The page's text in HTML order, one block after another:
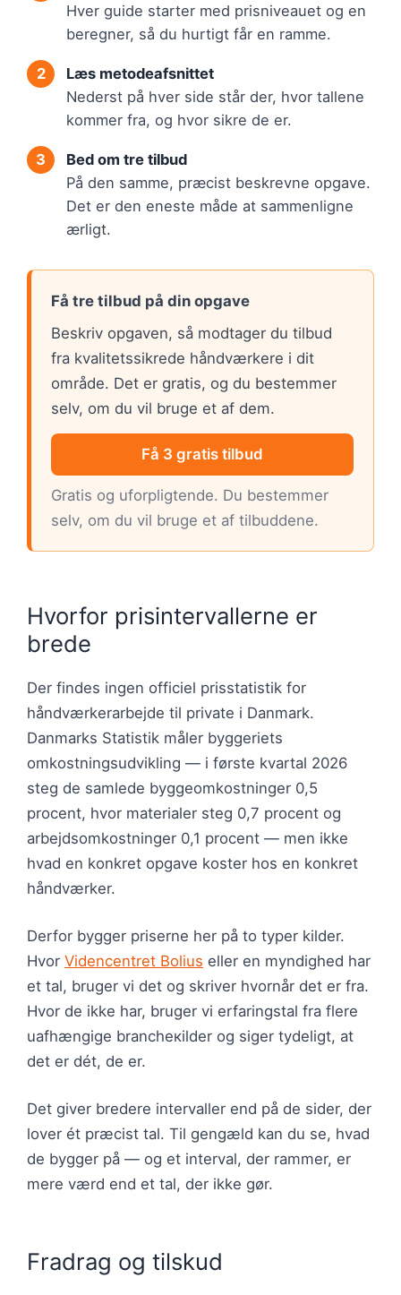
Hver guide starter med prisniveauet og en
beregner, så du hurtigt får en ramme.
Læs metodeafsnittet
Nederst på hver side står der, hvor tallene
kommer fra, og hvor sikre de er.
Bed om tre tilbud
På den samme, præcist beskrevne opgave.
Det er den eneste måde at sammenligne
ærligt.
Få tre tilbud på din opgave
Beskriv opgaven, så modtager du tilbud
fra kvalitetssikrede håndværkere i dit
område. Det er gratis, og du bestemmer
selv, om du vil bruge et af dem.
Få 3 gratis tilbud
Gratis og uforpligtende. Du bestemmer
selv, om du vil bruge et af tilbuddene.
Hvorfor prisintervallerne er
brede
Der findes ingen officiel prisstatistik for
håndværkerarbejde til private i Danmark.
Danmarks Statistik måler byggeriets
omkostningsudvikling — i første kvartal 2026
steg de samlede byggeomkostninger 0,5
procent, hvor materialer steg 0,7 procent og
arbejdsomkostninger 0,1 procent — men ikke
hvad en konkret opgave koster hos en konkret
håndværker.
Derfor bygger priserne her på to typer kilder.
Hvor Videncentret Bolius eller en myndighed har
et tal, bruger vi det og skriver hvornår det er fra.
Hvor de ikke har, bruger vi erfaringstal fra flere
uafhængige brancheкilder og siger tydeligt, at
det er dét, de er.
Det giver bredere intervaller end på de sider, der
lover ét præcist tal. Til gengæld kan du se, hvad
de bygger på — og et interval, der rammer, er
mere værd end et tal, der ikke gør.
Fradrag og tilskud